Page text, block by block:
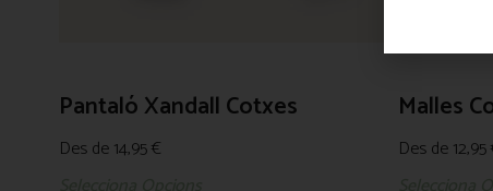
Pantaló Xandall Cotxes
Des de14,95€
Malles
Des de12,95